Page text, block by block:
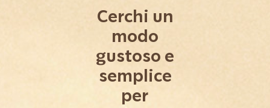
Cerchi un
modo
gustoso e
semplice
per